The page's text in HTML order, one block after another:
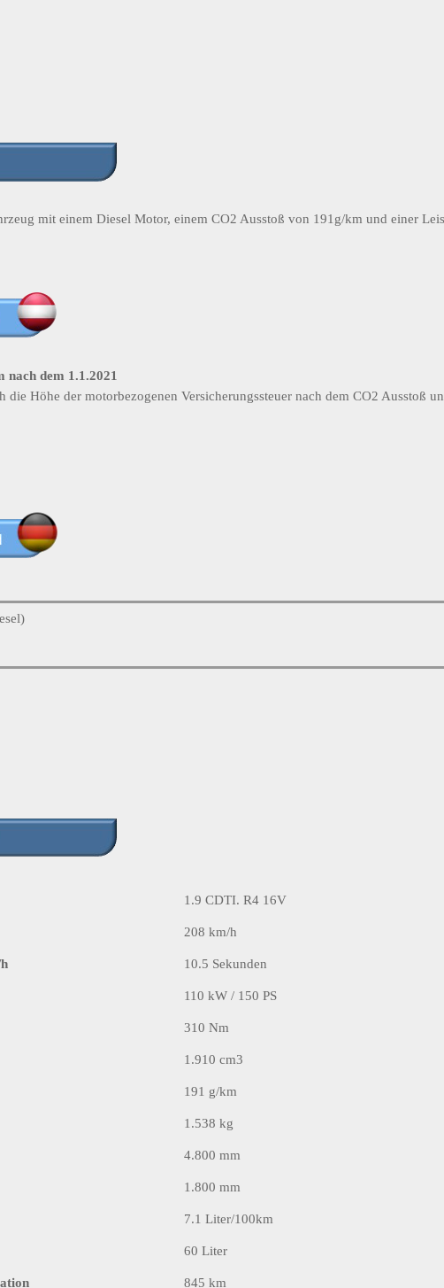
mit einem Diesel Motor, einem CO2 Ausstoß von 191g/km und einer
nach dem 1.1.2021
die Höhe der motorbezogenen Versicherungssteuer nach dem CO2 Ausstoß
1.9 CDTI. R4 16V
208 km/h
10.5 Sekunden
110 kW / 150 PS
310 Nm
1.910 cm3
191 g/km
1.538 kg
4.800 mm
1.800 mm
7.1 Liter/100km
60 Liter
845 km